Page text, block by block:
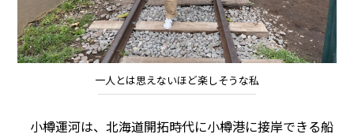
一人とは思えないほど楽しそうな私
小樽運河は、北海道開拓時代に小樽港に接岸できる船